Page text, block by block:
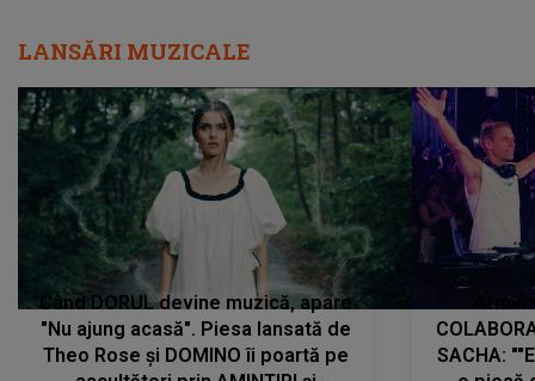
LANSĂRI MUZICALE
Când DORUL devine muzică, apare
"Nu ajung acasă". Piesa lansată de
Theo Rose și DOMINO îi poartă pe
SACHA: